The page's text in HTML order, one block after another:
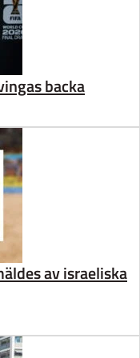
backa
av israeliska